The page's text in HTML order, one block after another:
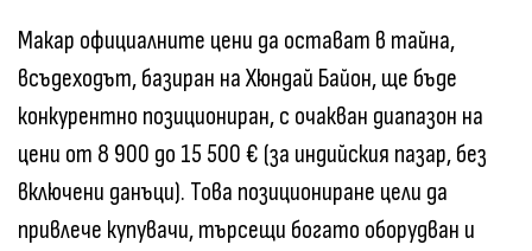
Макар официалните цени да остават в тайна,
всъдеходът, базиран на Хюндай Байон, ще бъде
конкурентно позициониран, с очакван диапазон на
цени от 8 900 до 15 500 € (за индийския пазар, без
включени данъци). Това позициониране цели да
привлече купувачи, търсещи богато оборудван и